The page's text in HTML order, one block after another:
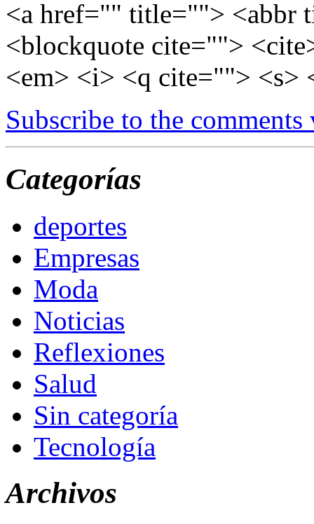
<a href="" title=""> <abbr
<blockquote cite="">
<em> <i> <q cite=""> <s>
Subscribe to the comments
Categorías
deportes
Empresas
Moda
Noticias
Reflexiones
Salud
Sin categoría
Tecnología
Archivos